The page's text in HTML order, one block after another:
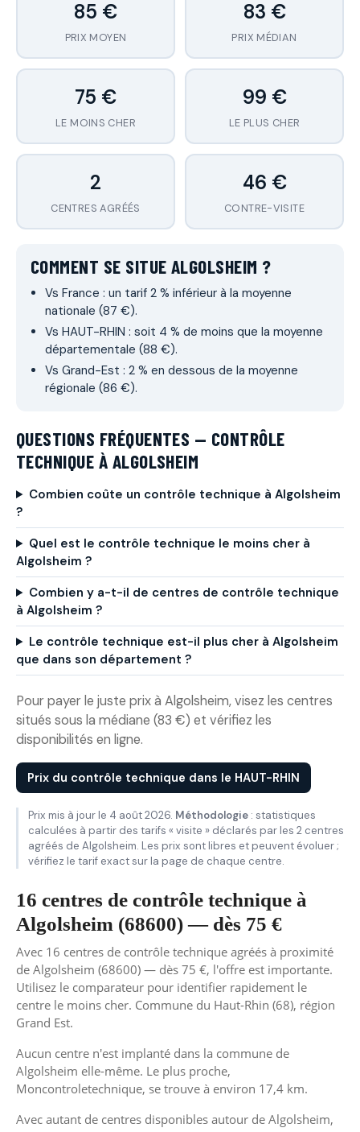
85 €
PRIX MOYEN
83 €
PRIX MÉDIAN
75 €
LE MOINS CHER
99 €
LE PLUS CHER
2
CENTRES AGRÉÉS
46 €
CONTRE-VISITE
COMMENT SE SITUE ALGOLSHEIM ?
Vs France : un tarif 2 % inférieur à la moyenne
nationale (87 €).
Vs HAUT-RHIN : soit 4 % de moins que la moyenne
départementale (88 €).
Vs Grand-Est : 2 % en dessous de la moyenne
régionale (86 €).
QUESTIONS FRÉQUENTES — CONTRÔLE
TECHNIQUE À ALGOLSHEIM
Combien coûte un contrôle technique à Algolsheim
?
Quel est le contrôle technique le moins cher à
Algolsheim ?
Combien y a-t-il de centres de contrôle technique
à Algolsheim ?
Le contrôle technique est-il plus cher à Algolsheim
que dans son département ?
Pour payer le juste prix à Algolsheim, visez les centres
situés sous la médiane (83 €) et vérifiez les
disponibilités en ligne.
Prix du contrôle technique dans le HAUT-RHIN
Prix mis à jour le 4 août 2026. Méthodologie : statistiques
calculées à partir des tarifs « visite » déclarés par les 2 centres
agréés de Algolsheim. Les prix sont libres et peuvent évoluer ;
vérifiez le tarif exact sur la page de chaque centre.
16 centres de contrôle technique à
Algolsheim (68600) — dès 75 €
Avec 16 centres de contrôle technique agréés à proximité
de Algolsheim (68600) — dès 75 €, l'offre est importante.
Utilisez le comparateur pour identifier rapidement le
centre le moins cher. Commune du Haut-Rhin (68), région
Grand Est.
Aucun centre n'est implanté dans la commune de
Algolsheim elle-même. Le plus proche,
Moncontroletechnique, se trouve à environ 17,4 km.
Avec autant de centres disponibles autour de Algolsheim,